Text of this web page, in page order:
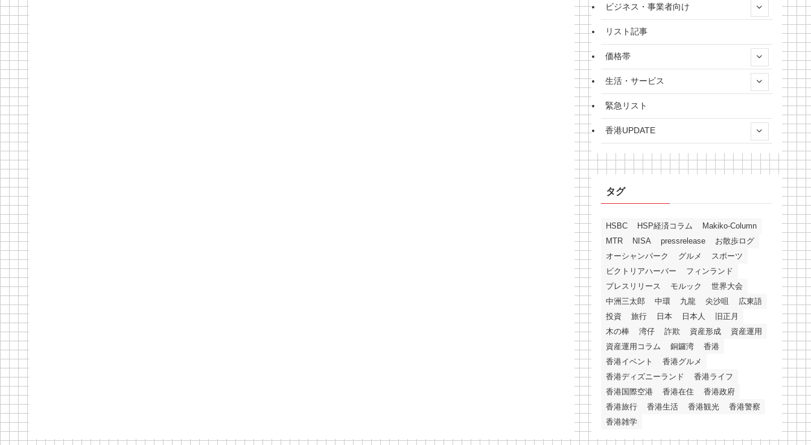
ビジネス・事業者向け
リスト記事
価格帯
生活・サービス
緊急リスト
香港UPDATE
タグ
HSBC HSP経済コラム
Makiko-Column
MTR
NISA pressrelease
お散歩ログ
オーシャンパーク
グルメ
スポーツ
ビクトリアハーバー
フィンランド
プレスリリース
モルック
世界大会
中洲三太郎
中環 九龍 尖沙咀
広東語
投資
旅行 日本 日本人
旧正月
木の棒
湾仔 詐欺 資産形成
資産運用
資産運用コラム
銅鑼湾
香港
香港イベント
香港グルメ
香港ディズニーランド
香港ライフ
香港国際空港
香港在住
香港政府
香港旅行
香港生活 香港観光
香港警察
香港雑学